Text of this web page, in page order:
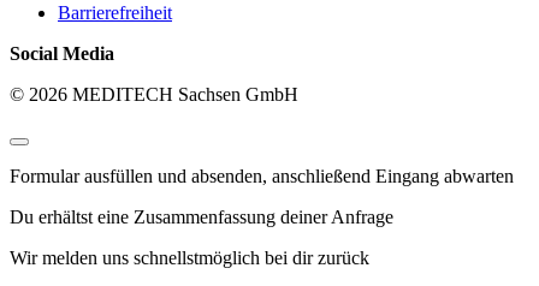
Barrierefreiheit
Social Media
© 2026 MEDITECH Sachsen GmbH
Formular ausfüllen und absenden, anschließend Eingang abwarten
Du erhältst eine Zusammenfassung deiner Anfrage
Wir melden uns schnellstmöglich bei dir zurück